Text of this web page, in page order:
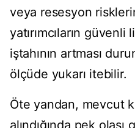
veya resesyon
yatırımcıların güvenli
iştahının artması
ölçüde yukarı itebilir.
Öte yandan, mevcut